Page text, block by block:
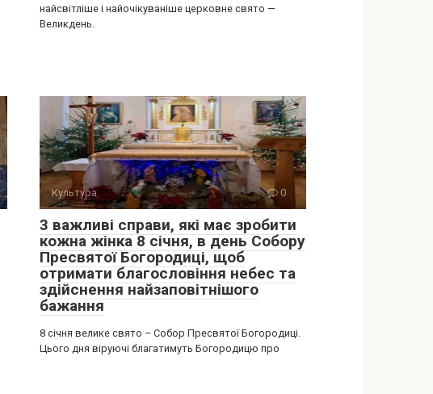
найсвітліше і найочікуваніше церковне свято —
Великдень.
Культура 0
3 важливі справи, які має зробити
кожна жінка 8 січня, в день Собору
Пресвятої Богородиці, щоб
отримати благословіння небес та
здійснення найзаповітнішого
бажання
8 січня велике свято – Собор Пресвятої Богородиці.
Цього дня віруючі благатимуть Богородицю про